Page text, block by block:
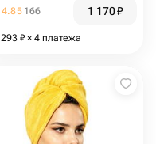
4.85 166 1 170₽
293 ₽ × 4 платежа